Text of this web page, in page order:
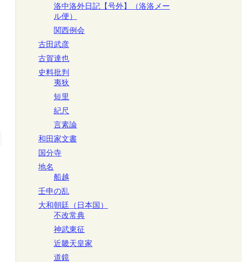
洛中洛外日記【号外】（洛洛メー
ル便）
関西例会
古田武彦
古賀達也
史料批判
夷狄
短里
紀尺
言素論
和田家文書
国分寺
地名
船越
壬申の乱
大和朝廷（日本国）
不改常典
神武東征
近畿天皇家
道鏡